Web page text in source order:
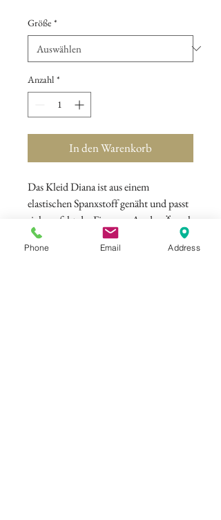
Größe *
Anzahl *
In den Warenkorb
Das Kleid Diana ist aus einem
elastischen Spanxstoff genäht und passt
sich perfekt der Figur an. An den Ärmel
sind transparente Streifeneinsätze
eingenäht.
Phone Email Address